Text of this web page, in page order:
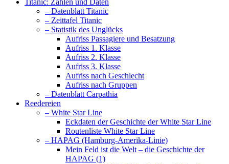
Titanic: Zahlen und Daten
– Datenblatt Titanic
– Zeittafel Titanic
– Statistik des Unglücks
Aufriss Passagiere und Besatzung
Aufriss 1. Klasse
Aufriss 2. Klasse
Aufriss 3. Klasse
Aufriss nach Geschlecht
Aufriss nach Gruppen
– Datenblatt Carpathia
Reedereien
– White Star Line
Eckdaten der Geschichte der White Star Line
Routenliste White Star Line
– HAPAG (Hamburg-Amerika-Linie)
Mein Feld ist die Welt – die Geschichte der
HAPAG (1)